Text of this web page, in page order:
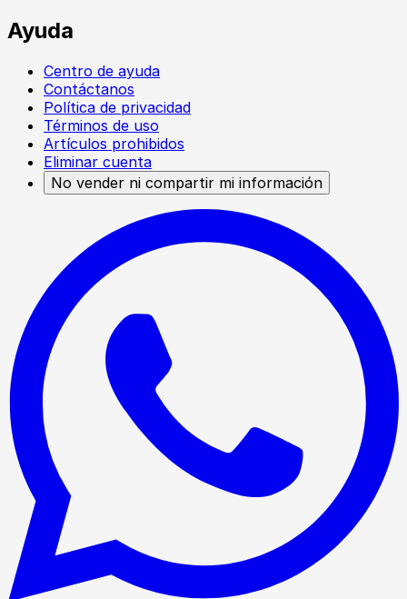
Ayuda
Centro de ayuda
Contáctanos
Política de privacidad
Términos de uso
Artículos prohibidos
Eliminar cuenta
No vender ni compartir mi información